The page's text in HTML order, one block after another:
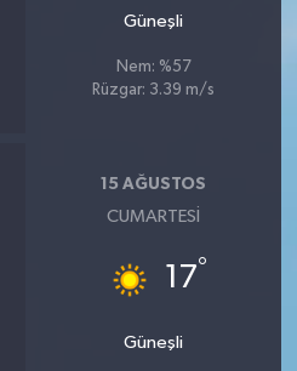
Güneşli
Nem: %57
Rüzgar: 3.39 m/s
15 AĞUSTOS
CUMARTESI
17°
Güneşli